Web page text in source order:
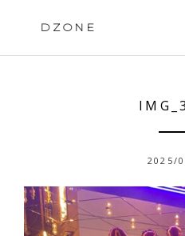
DZONE
2025/